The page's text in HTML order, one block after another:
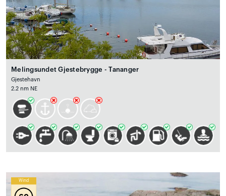
Melingsundet Gjestebrygge - Tananger
Gjestehavn
2.2 nm NE
Wind